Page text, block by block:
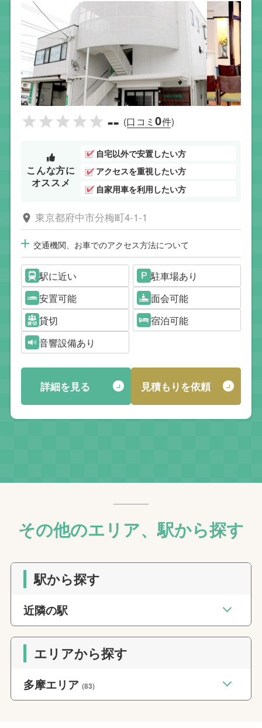
-- (口コミ0件)
こんな方に
オススメ
自宅以外で安置したい方
アクセスを重視したい方
自家用車を利用したい方
東京都府中市分梅町4-1-1
交通機関、お車でのアクセス方法について
駅に近い
駐車場あり
安置可能
面会可能
貸切
宿泊可能
音響設備あり
詳細を見る 見積もりを依頼
その他のエリア、駅から探す
駅から探す
近隣の駅
エリアから探す
多摩エリア(83)